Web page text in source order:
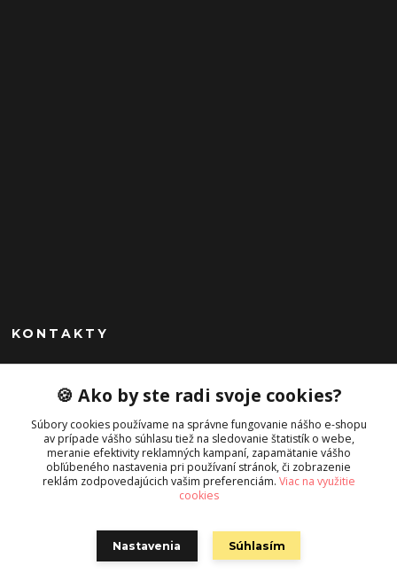
KONTAKTY
Peknekabelky.sk
+421 949747302
Po-Pia 10-16
info@peknekabelky.sk
🍪 Ako by ste radi svoje cookies?
Súbory cookies používame na správne fungovanie nášho e-shopu
av prípade vášho súhlasu tiež na sledovanie štatistík o webe,
meranie efektivity reklamných kampaní, zapamätanie vášho
obľúbeného nastavenia pri používaní stránok, či zobrazenie
reklám zodpovedajúcich vašim preferenciám. Viac na využitie
cookies
Nastavenia Súhlasím